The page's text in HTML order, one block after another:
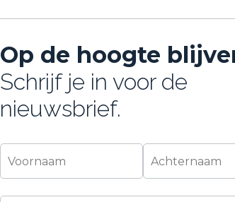
kunt u
https://
voldoende
er geen "vol"
vrijwillige
Heeft u
Op de hoogte
Schrijf je in voor de
nieuwsbrief.